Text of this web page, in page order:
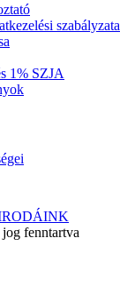
szabályzata
1% SZJA
fenntartva